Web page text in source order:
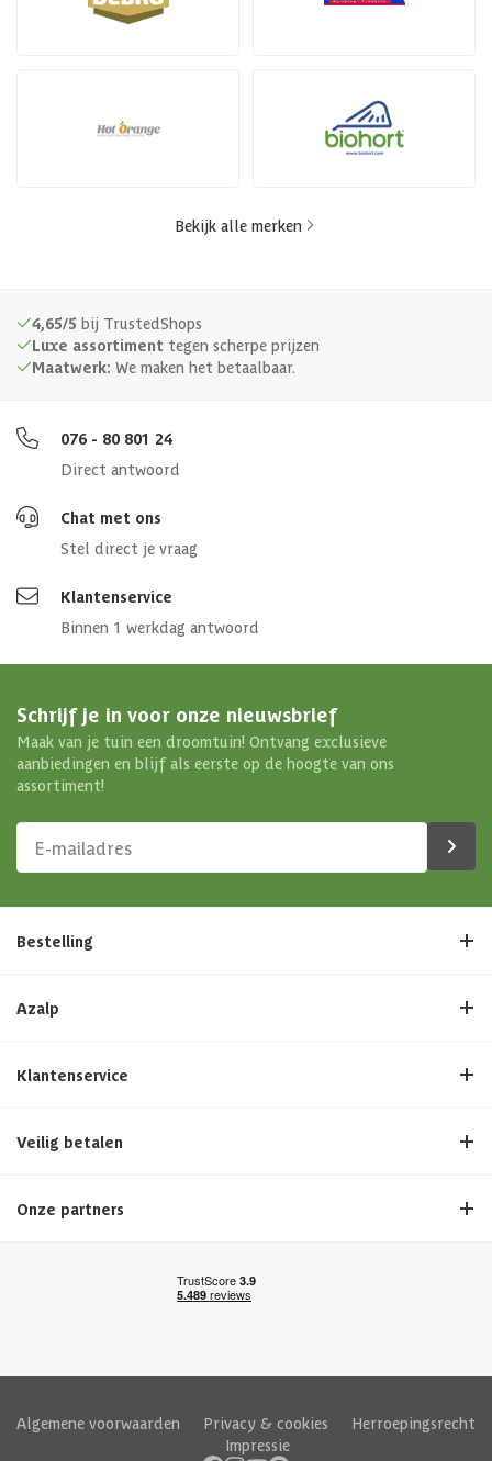
Bekijk alle merken
4,65/5 bij TrustedShops
Luxe assortiment tegen scherpe prijzen
Maatwerk: We maken het betaalbaar.
076 - 80 801 24
Direct antwoord
Chat met ons
Stel direct je vraag
Klantenservice
Binnen 1 werkdag antwoord
Schrijf je in voor onze nieuwsbrief
Maak van je tuin een droomtuin! Ontvang exclusieve
aanbiedingen en blijf als eerste op de hoogte van ons
assortiment!
Bestelling
Azalp
Klantenservice
Veilig betalen
Onze partners
Algemene voorwaarden Privacy & cookies
Herroepingsrecht
Impressie